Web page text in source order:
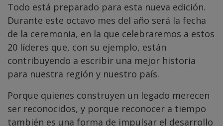
Todo está preparado para esta nueva edición.
Durante este octavo mes del año será la fecha
de la ceremonia, en la que celebraremos a estos
20 líderes que, con su ejemplo, están
contribuyendo a escribir una mejor historia
para nuestra región y nuestro país.
Porque quienes construyen un legado merecen
ser reconocidos, y porque reconocer a tiempo
también es una forma de impulsar el desarrollo